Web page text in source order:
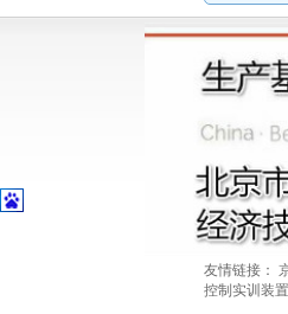
友情链接：
控制实训装置